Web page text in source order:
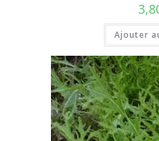
Ajouter